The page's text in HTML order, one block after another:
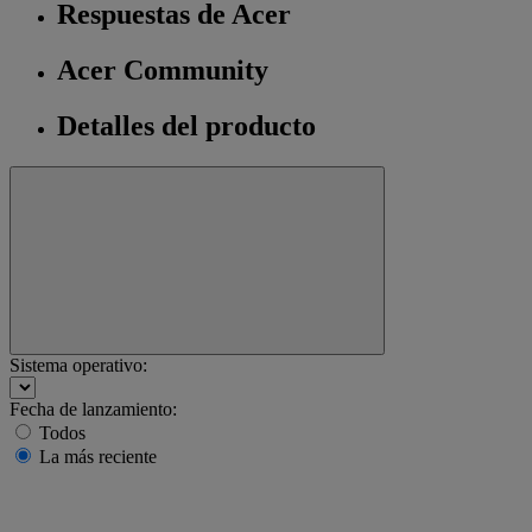
Respuestas de Acer
Acer Community
Detalles del producto
Sistema operativo:
Fecha de lanzamiento:
Todos
La más reciente